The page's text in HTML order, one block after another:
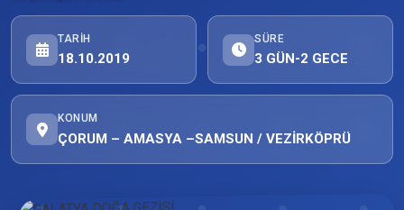
TARIH
18.10.2019
SÜRE
3 GÜN-2 GECE
KONUM
ÇORUM – AMASYA –SAMSUN / VEZİRKÖPRÜ